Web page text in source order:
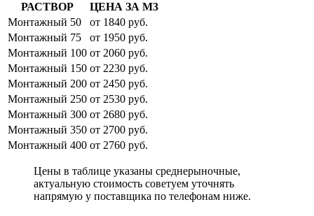
РАСТВОР
ЦЕНА ЗА М3
Монтажный 50
от 1840 руб.
Монтажный 75
от 1950 руб.
Монтажный 100 от 2060 руб.
Монтажный 150 от 2230 руб.
Монтажный 200 от 2450 руб.
Монтажный 250 от 2530 руб.
Монтажный 300 от 2680 руб.
Монтажный 350 от 2700 руб.
Монтажный 400 от 2760 руб.
Цены в таблице указаны среднерыночные,
актуальную стоимость советуем уточнять
напрямую у поставщика по телефонам ниже.